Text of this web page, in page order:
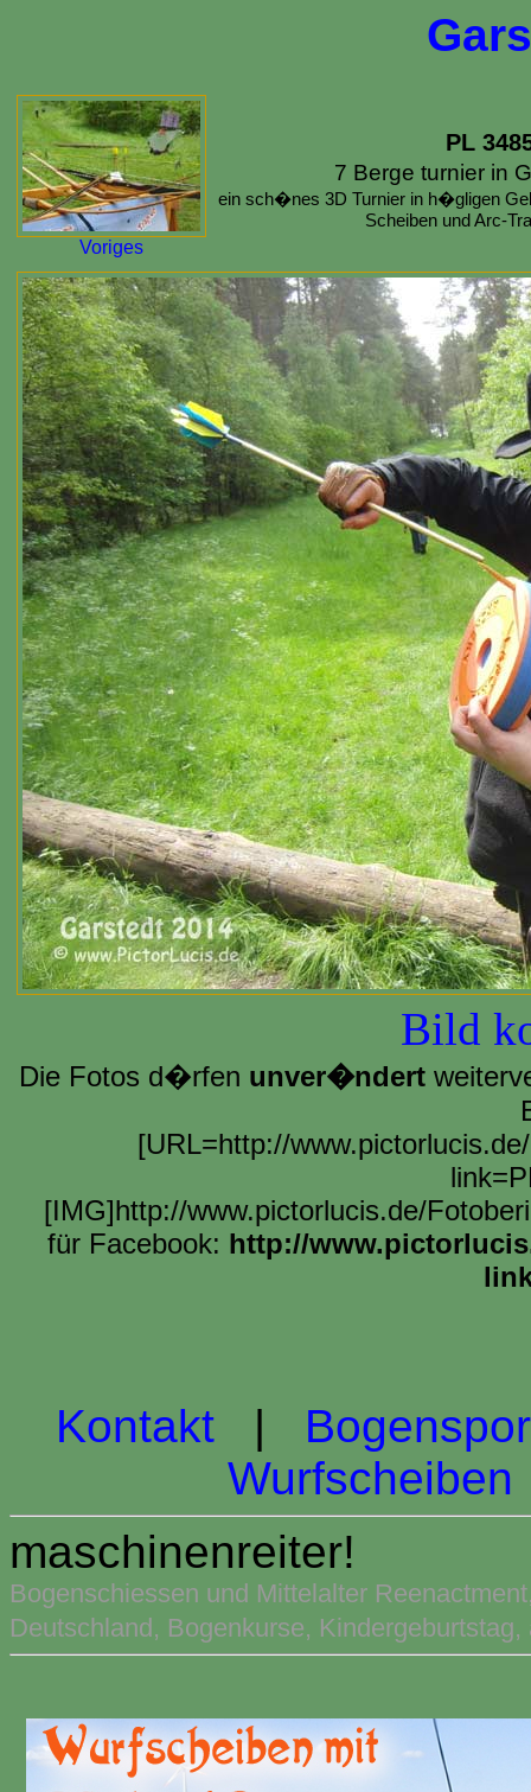
Voriges
PL
7 Berge turnier in
ein sch�nes 3D Turnier in h�gligen
Scheiben und Arc-
Bild
Die Fotos d�rfen unver�ndert
[URL=http://
[IMG]http://www.pictorlucis.de/
für Facebook: http://
Kontakt |
Wurfscheiben
maschinenreiter!
Bogenschiessen und Mittelalter
Deutschland, Bogenkurse,